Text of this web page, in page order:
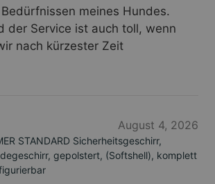
meines Hundes.
der Service ist auch toll, wenn
nach kürzester Zeit
August 4, 2026
STANDARD Sicherheitsgeschirr,
gepolstert, (Softshell), komplett